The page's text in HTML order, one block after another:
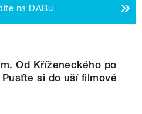
na DABu
Od Kříženeckého po
si do uší filmové